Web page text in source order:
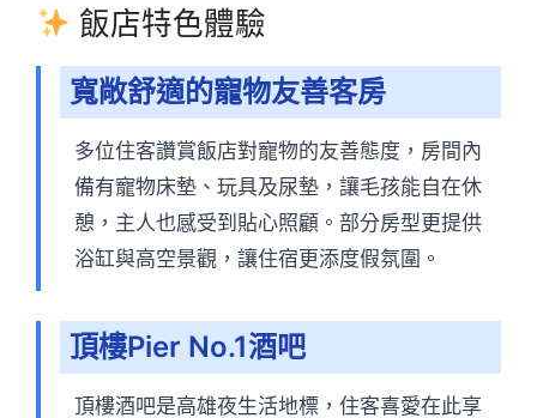
飯店特色體驗
寬敞舒適的寵物友善客房
多位住客讚賞飯店對寵物的友善態度，房間內
備有寵物床墊、玩具及尿墊，讓毛孩能自在休
憩，主人也感受到貼心照顧。部分房型更提供
浴缸與高空景觀，讓住宿更添度假氛圍。
頂樓Pier No.1酒吧
頂樓酒吧是高雄夜生活地標，住客喜愛在此享